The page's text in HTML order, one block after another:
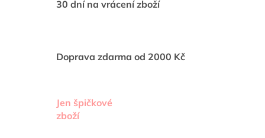
30 dní na vrácení zboží
Doprava zdarma od 2000 Kč
Jen špičkové
zboží